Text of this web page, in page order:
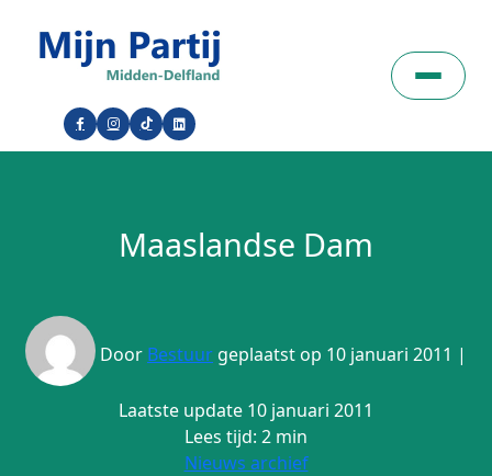
Maaslandse Dam
Door Bestuur geplaatst op 10 januari 2011 |
Laatste update 10 januari 2011
Lees tijd: 2 min
Nieuws archief